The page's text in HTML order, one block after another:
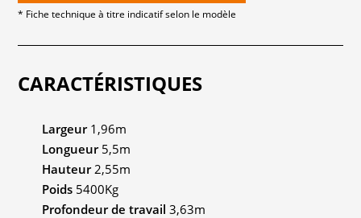
* Fiche technique à titre indicatif selon le modèle
CARACTÉRISTIQUES
Largeur1,96m
Longueur5,5m
Hauteur2,55m
Poids 5400Kg
Profondeur de travail 3,63m